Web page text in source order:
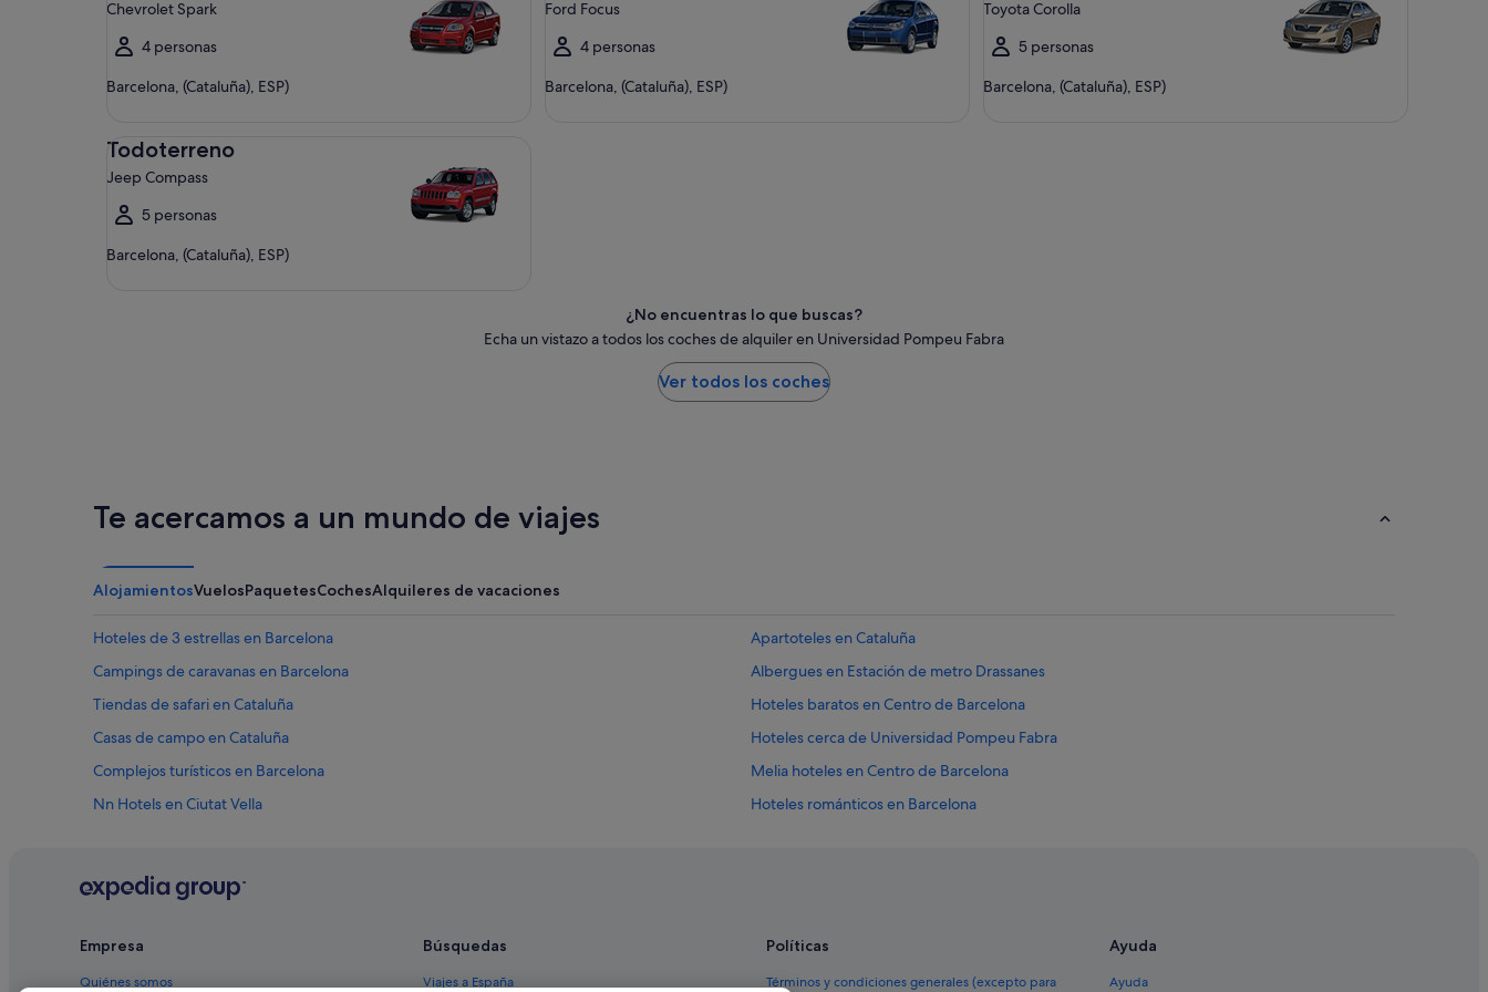
Chevrolet Spark
4 personas
Barcelona, (Cataluña), ESP)
Ford Focus
4 personas
Barcelona, (Cataluña), ESP)
Toyota Corolla
5 personas
Barcelona, (Cataluña), ESP)
Todoterreno
Jeep Compass
5 personas
Barcelona, (Cataluña), ESP)
¿No encuentras lo que buscas?
Echa un vistazo a todos los coches de alquiler en Universidad Pompeu Fabra
Ver todos los coches
Te acercamos a un mundo de viajes
AlojamientosVuelosPaquetesCochesAlquileres de vacaciones
Hoteles de 3 estrellas en Barcelona
Apartoteles en Cataluña
Campings de caravanas en Barcelona
Albergues en Estación de metro Drassanes
Tiendas de safari en Cataluña
Hoteles baratos en Centro de Barcelona
Casas de campo en Cataluña
Hoteles cerca de Universidad Pompeu Fabra
Complejos turísticos en Barcelona
Melia hoteles en Centro de Barcelona
Nn Hotels en Ciutat Vella
Hoteles románticos en Barcelona
Condominios en Barcelona
Apartoteles en Barcelona
Empresa
Quiénes somos
Búsquedas
Viajes a España
Políticas
Términos y condiciones generales (excepto para
Ayuda
Ayuda